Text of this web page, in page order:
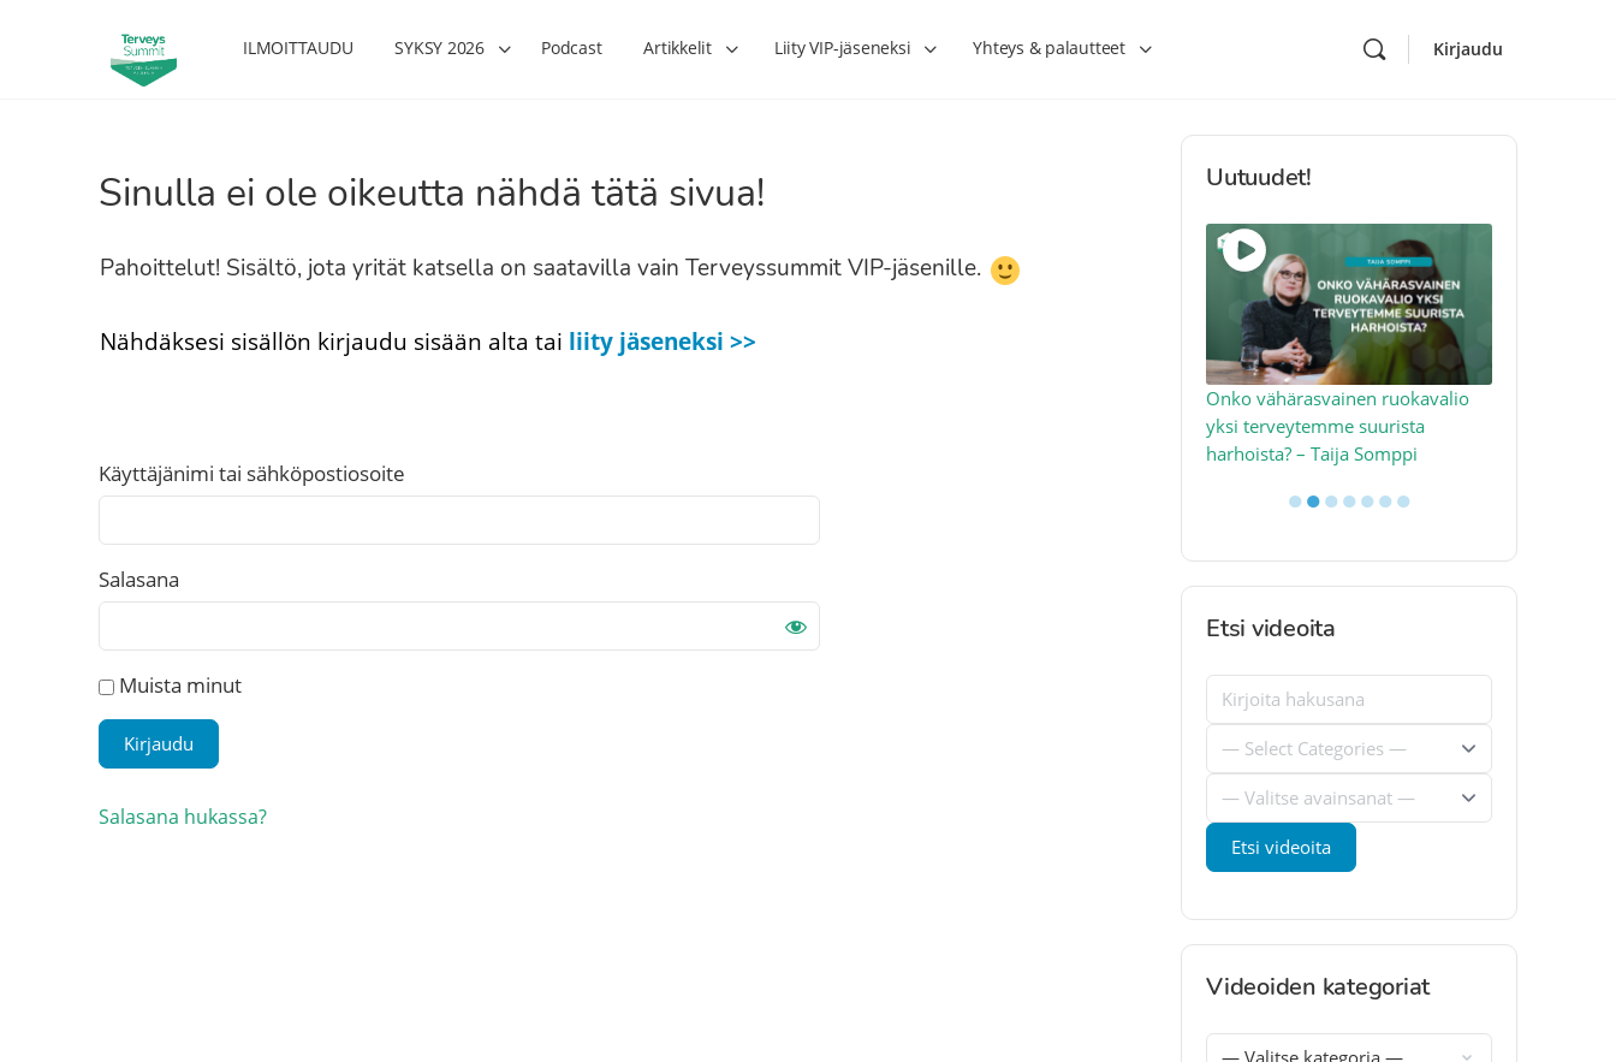
ILMOITTAUDU SYKSY 2026 Podcast Artikkelit Liity VIP-jäseneksi Yhteys & palautteet Kirjaudu
Sinulla ei ole oikeutta nähdä tätä sivua!
Pahoittelut! Sisältö, jota yrität katsella on saatavilla vain Terveyssummit VIP-jäsenille.
Nähdäksesi sisällön kirjaudu sisään alta tai liity jäseneksi >>
Käyttäjänimi tai sähköpostiosoite
Salasana
Muista minut
Salasana hukassa?
Uutuudet!
Onko vähärasvainen ruokavalio
yksi terveytemme suurista
harhoista? – Taija Somppi
●●●●●●●
Etsi videoita
Videoiden kategoriat